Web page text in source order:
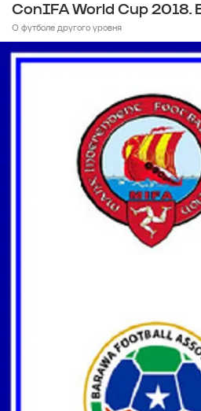
ConIFA World Cup 2018.
О футболе другого уровня